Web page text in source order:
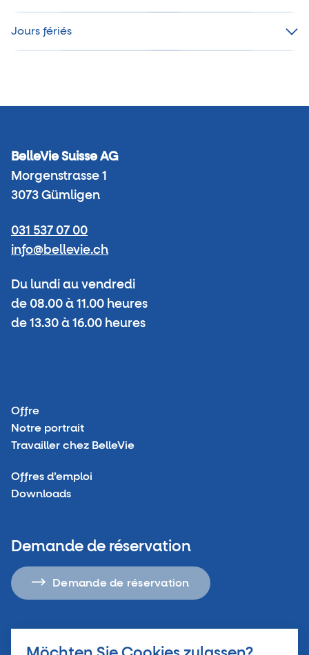
Jours fériés
BelleVie Suisse AG
Morgenstrasse 1
3073 Gümligen
031 537 07 00
info@bellevie.ch
Du lundi au vendredi
de 08.00 à 11.00 heures
de 13.30 à 16.00 heures
Offre
Notre portrait
Travailler chez BelleVie
Offres d’emploi
Downloads
Demande de réservation
Demande de réservation